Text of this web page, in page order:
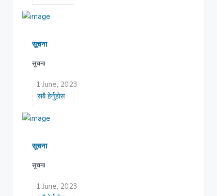
सूचना
सूचना
1 June, 2023
सबै हेर्नुहोस
सूचना
सूचना
1 June, 2023